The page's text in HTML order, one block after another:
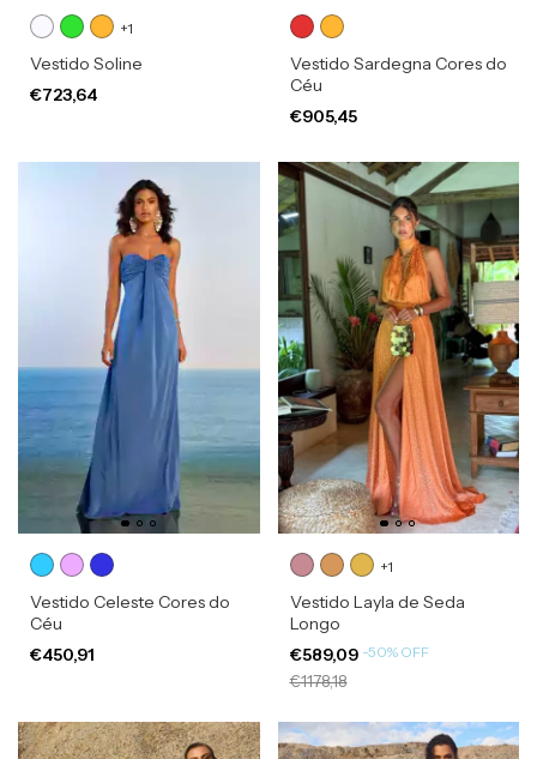
+1
Vestido Soline
€723,64
Vestido Sardegna Cores do
Céu
€905,45
Vestido Celeste Cores do
Céu
€450,91
+1
Vestido Layla de Seda
Longo
€589,09 -50% OFF
€1178,18